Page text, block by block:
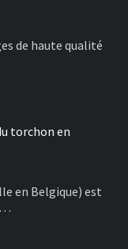
de haute qualité
torchon en
en Belgique) est